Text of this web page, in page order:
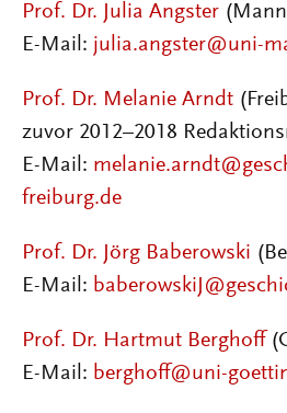
Prof. Dr. Julia Angster
E-Mail: julia.angster@uni-
Prof. Dr. Melanie Arndt
zuvor 2012–2018
E-Mail:
freiburg.de
Prof. Dr. Jörg Baberowski
E-Mail:
Prof. Dr. Hartmut Berghoff
E-Mail: berghoff@uni-